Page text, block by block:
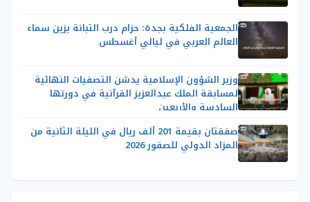
الجمعية الفلكية بجدة: حزام درب التبانة يزين سماء
العالم العربي في ليالي أغسطس
وزير الشؤون الإسلامية يدشن التصفيات النهائية
لمسابقة الملك عبدالعزيز القرآنية في دورتها
السادسة والأربعين
صفقتان بقيمة 201 ألف ريال في الليلة الثانية من
المزاد الدولي للصقور 2026